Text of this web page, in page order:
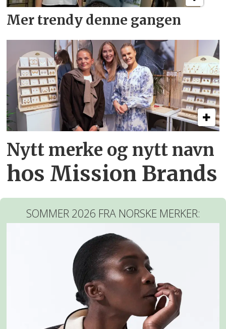
Mer trendy denne gangen
Nytt merke og nytt navn
hos Mission Brands
SOMMER 2026 FRA NORSKE MERKER: